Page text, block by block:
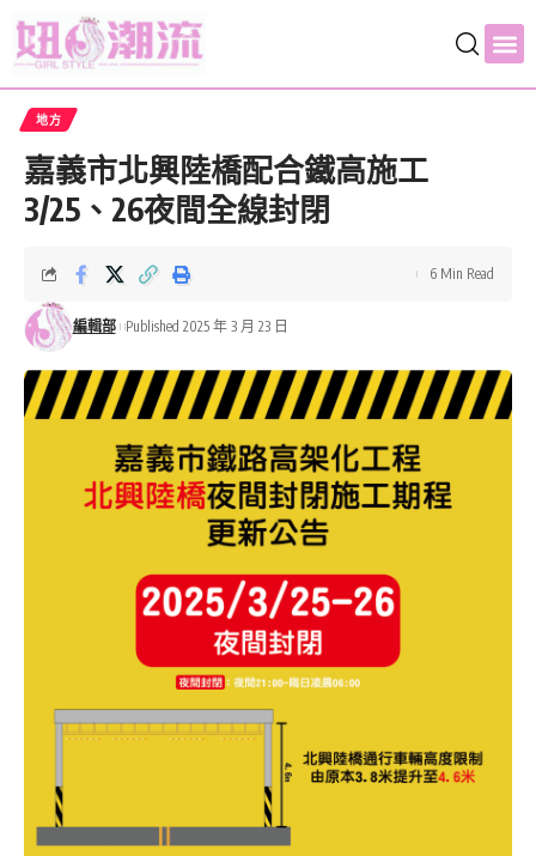
地方
嘉義市北興陸橋配合鐵高施工
3/25、26夜間全線封閉
編輯部 Published 2025 年 3 月 23 日
6 Min Read